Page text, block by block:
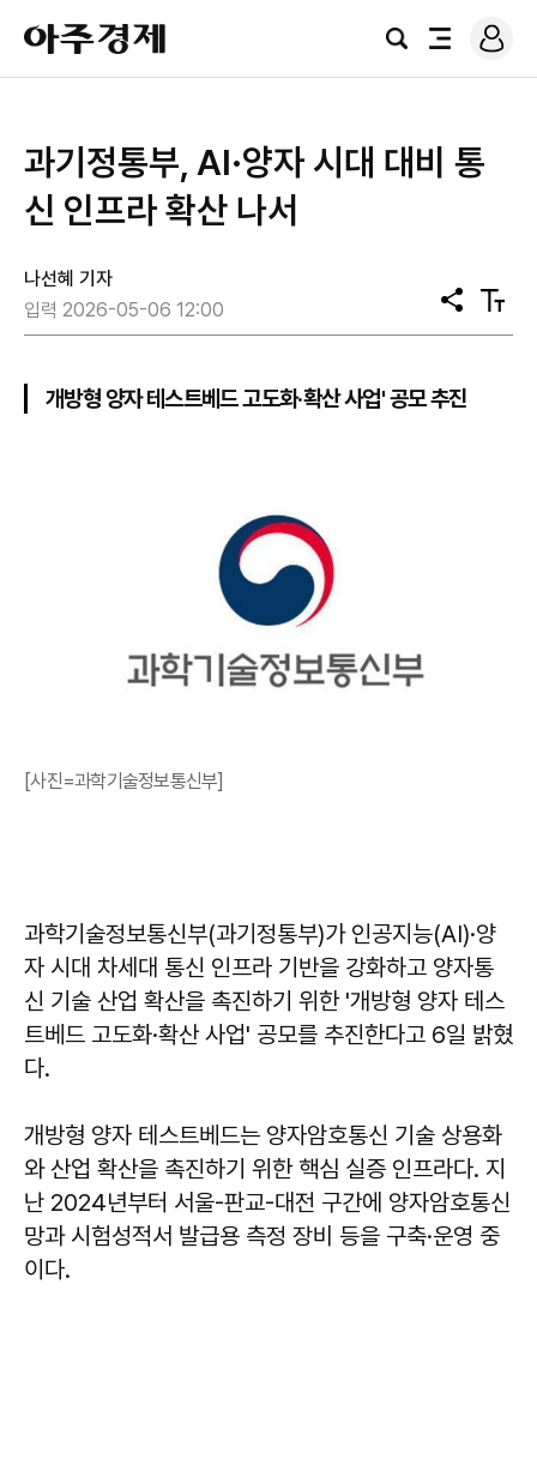
아
주
경
검
전
로
그
과기정통부, AI·양자 시대 대비 통
신 인프라 확산 나서
나선혜 기자
입력 2026-05-06 12:00
공
유
텍
스
개방형 양자 테스트베드 고도화·확산 사업' 공모 추진
[사진=과학기술정보통신부]
과학기술정보통신부(과기정통부)가 인공지능(AI)·양
자 시대 차세대 통신 인프라 기반을 강화하고 양자통
신 기술 산업 확산을 촉진하기 위한 '개방형 양자 테스
트베드 고도화·확산 사업' 공모를 추진한다고 6일 밝혔
다.
개방형 양자 테스트베드는 양자암호통신 기술 상용화
와 산업 확산을 촉진하기 위한 핵심 실증 인프라다. 지
난 2024년부터 서울-판교-대전 구간에 양자암호통신
망과 시험성적서 발급용 측정 장비 등을 구축·운영 중
이다.